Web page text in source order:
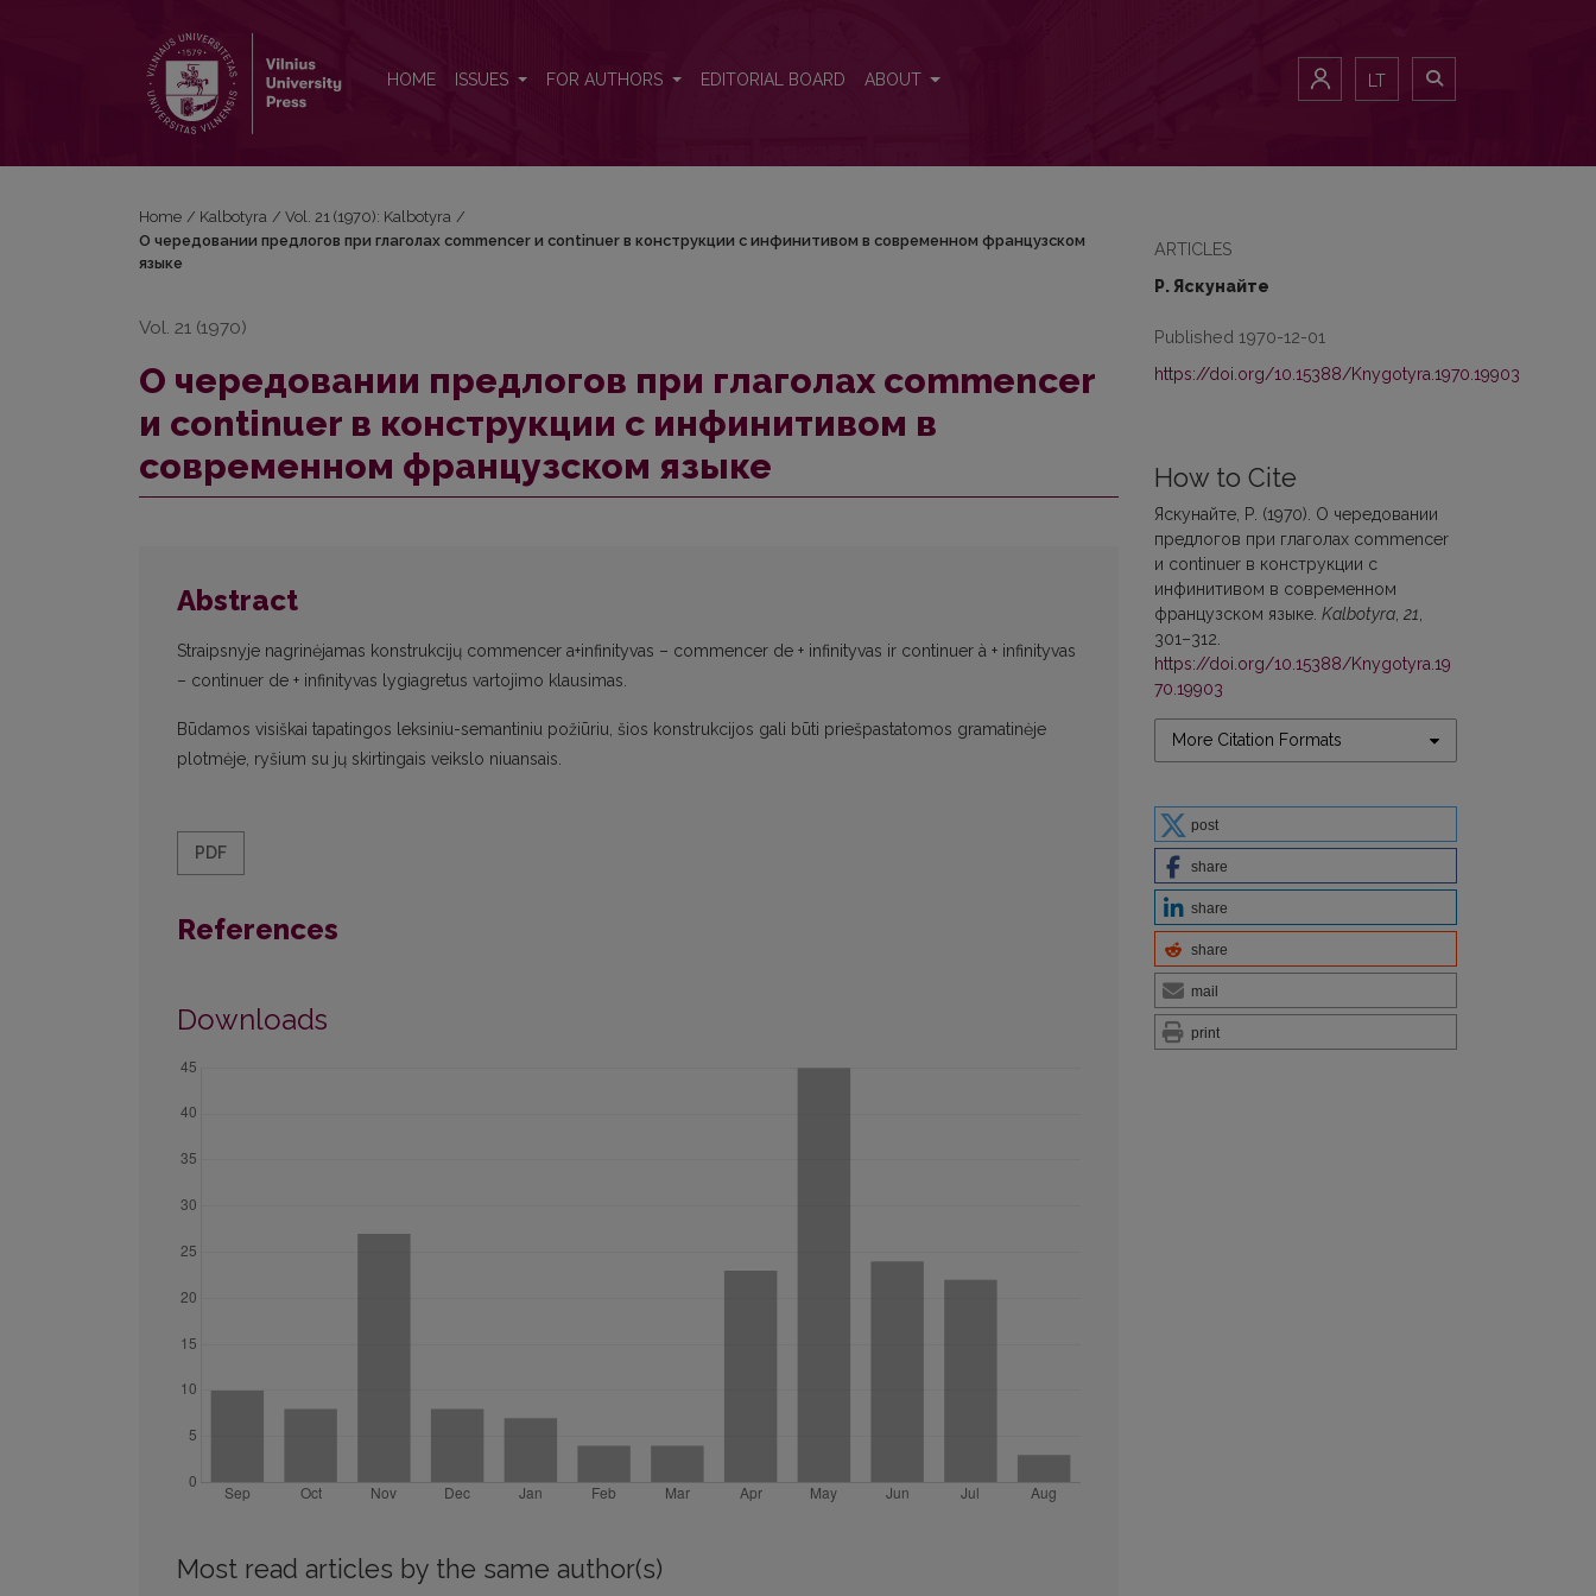
HOME ISSUES FOR AUTHORS EDITORIAL BOARD ABOUT LT
ARTICLES
Р. Яскунайте
Published 1970-12-01
https://doi.org/10.15388/Knygotyra.1970.19903
How to Cite
Яскунайте, Р. (1970). О чередовании
предлогов при глаголах commencer
и continuer в конструкции с
инфинитивом в современном
французском языке. Kalbotyra 21
301–312.
https://doi.org/10.15388/Knygotyra.19
70.19903
More Citation Formats
post
share
share
share
mail
print
Home / Kalbotyra / Vol. 21 (1970): Kalbotyra /
О чередовании предлогов при глаголах commencer и continuer в конструкции с инфинитивом в современном французском
языке
Vol. 21 (1970)
О чередовании предлогов при глаголах commencer
и continuer в конструкции с инфинитивом в
современном французском языке
Abstract
Straipsnyje nagrinėjamas konstrukcijų commencer a+infinityvas – commencer de + infinityvas ir continuer à + infinityvas
– continuer de + infinityvas lygiagretus vartojimo klausimas.
Būdamos visiškai tapatingos leksiniu-semantiniu požiūriu, šios konstrukcijos gali būti priešpastatomos gramatinėje
plotmėje, ryšium su jų skirtingais veikslo niuansais.
PDF
References
Downloads
Most read articles by the same author(s)